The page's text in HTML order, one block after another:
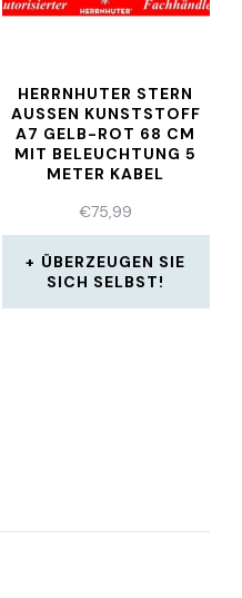
HERRNHUTER STERN
AUSSEN KUNSTSTOFF A
7 GELB-ROT 68 CM M
IT BELEUCHTUNG 5 M
ETER KABEL
€75,99
ÜBERZEUGEN SIE
SICH SELBST!